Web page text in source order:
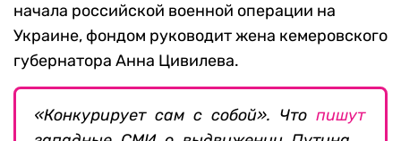
начала российской военной операции на
Украине, фондом руководит жена кемеровского
губернатора Анна Цивилева.
«Конкурирует сам с собой». Что пишут